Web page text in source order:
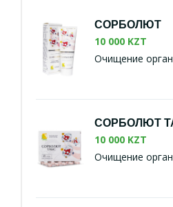
СОРБОЛЮТ
10 000 KZT
Очищение
СОРБОЛЮТ
10 000 KZT
Очищение